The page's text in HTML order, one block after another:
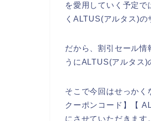
を愛用していく予定
くALTUS(アルタス)の
だから、割引セール情
うにALTUS(アルタス)
そこで今回はせっか
クーポンコード】【
にさせていただきます